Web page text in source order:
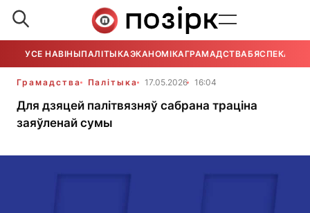
УСЕ НАВІНЫПАЛІТЫКАЭКАНОМІКАГРАМАДСТВАБЯСПЕКА
Грамадства Палітыка 17.05.2026 16:04
Для дзяцей палітвязняў сабрана траціна
заяўленай сумы